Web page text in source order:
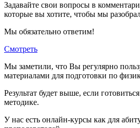
Задавайте свои вопросы в
которые вы хотите, чтобы мы
Мы обязательно ответим!
Смотреть
Мы заметили, что Вы регулярно
материалами для подготовки по
Результат будет выше, если
методике.
У нас есть онлайн-курсы как для